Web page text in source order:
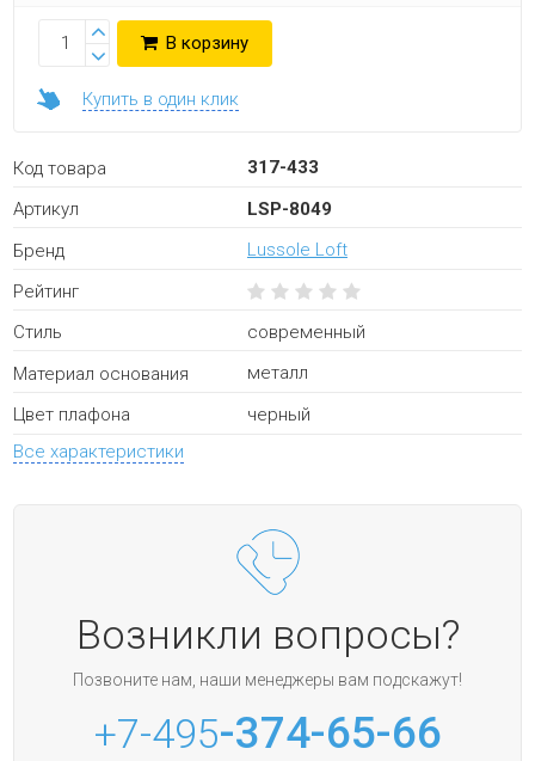
В корзину
Купить в один клик
Код товара
317-433
Артикул
LSP-8049
Бренд
Lussole Loft
Рейтинг
Стиль
современный
Материал основания
металл
Цвет плафона
черный
Все характеристики
Возникли вопросы?
Позвоните нам, наши менеджеры вам подскажут!
+7-495-374-65-66